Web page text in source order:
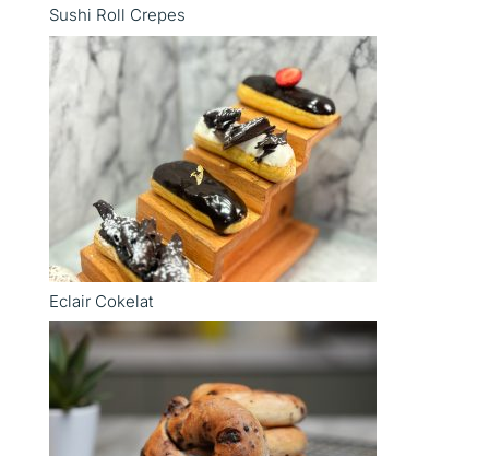
Sushi Roll Crepes
Eclair Cokelat